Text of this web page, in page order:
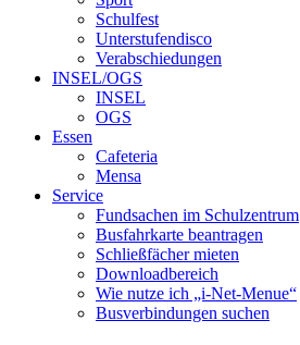
Schulfest
Unterstufendisco
Verabschiedungen
INSEL/OGS
INSEL
OGS
Essen
Cafeteria
Mensa
Service
Fundsachen im Schulzentrum
Busfahrkarte beantragen
Schließfächer mieten
Downloadbereich
Wie nutze ich „i-Net-Menue“
Busverbindungen suchen